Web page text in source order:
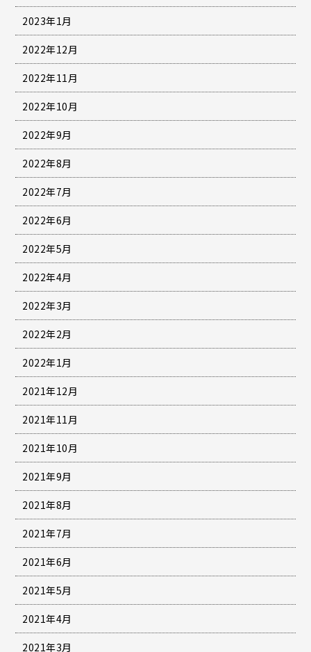
2023年1月
2022年12月
2022年11月
2022年10月
2022年9月
2022年8月
2022年7月
2022年6月
2022年5月
2022年4月
2022年3月
2022年2月
2022年1月
2021年12月
2021年11月
2021年10月
2021年9月
2021年8月
2021年7月
2021年6月
2021年5月
2021年4月
2021年3月